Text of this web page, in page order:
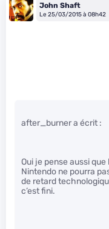
John Shaft
Le 25/03/2015 à 08h42
after_burner a écrit :
Oui je pense aussi
Nintendo ne pourra
de retard
c’est fini.